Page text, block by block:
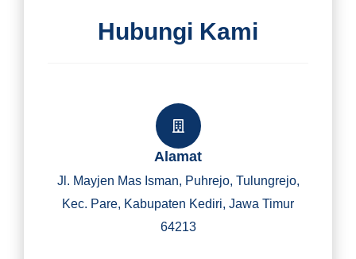
Hubungi Kami
Alamat
Jl. Mayjen Mas Isman, Puhrejo, Tulungrejo,
Kec. Pare, Kabupaten Kediri, Jawa Timur
64213